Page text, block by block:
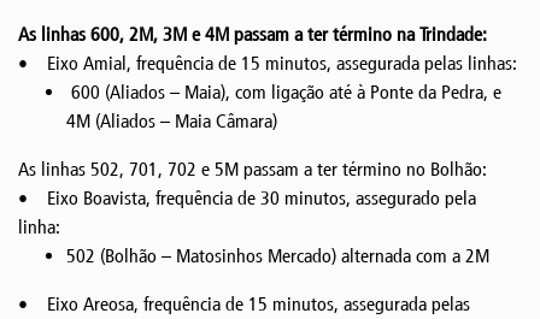
As linhas 600, 2M, 3M e 4M passam a ter término na Trindade:
• Eixo Amial, frequência de 15 minutos, assegurada pelas linhas:
600 (Aliados – Maia), com ligação até à Ponte da Pedra, e
4M (Aliados – Maia Câmara)
As linhas 502, 701, 702 e 5M passam a ter término no Bolhão:
• Eixo Boavista, frequência de 30 minutos, assegurado pela
linha:
502 (Bolhão – Matosinhos Mercado) alternada com a 2M
• Eixo Areosa, frequência de 15 minutos, assegurada pelas